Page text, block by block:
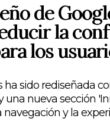
de
la
los
ha sido rediseñada
una nueva sección
y la